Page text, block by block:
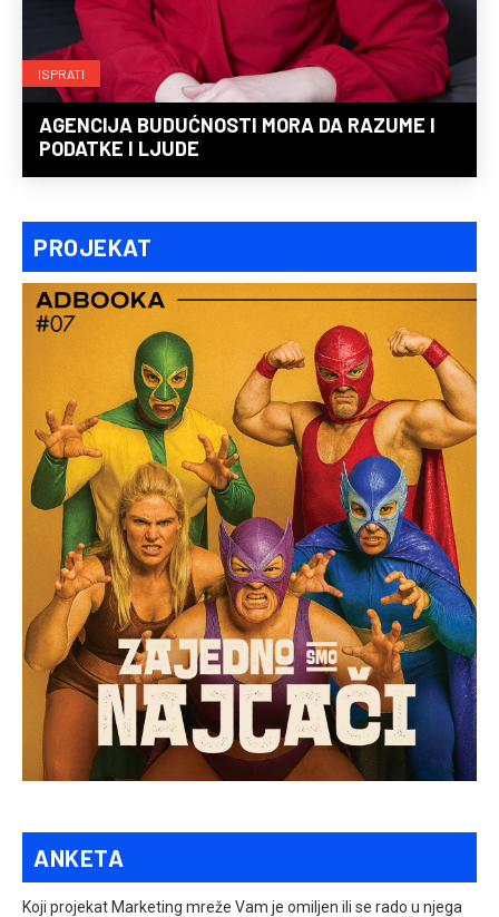
ISPRATI
AGENCIJA BUDUĆNOSTI MORA DA RAZUME I
PODATKE I LJUDE
PROJEKAT
ANKETA
Koji projekat Marketing mreže Vam je omiljen ili se rado u njega